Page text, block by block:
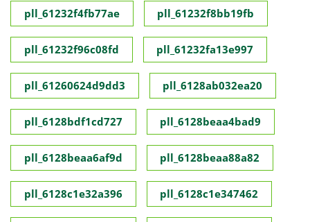
pll_61232f4fb77ae pll_61232f8bb19fb
pll_61232f96c08fd pll_61232fa13e997
pll_61260624d9dd3 pll_6128ab032ea20
pll_6128bdf1cd727 pll_6128beaa4bad9
pll_6128beaa6af9d pll_6128beaa88a82
pll_6128c1e32a396 pll_6128c1e347462